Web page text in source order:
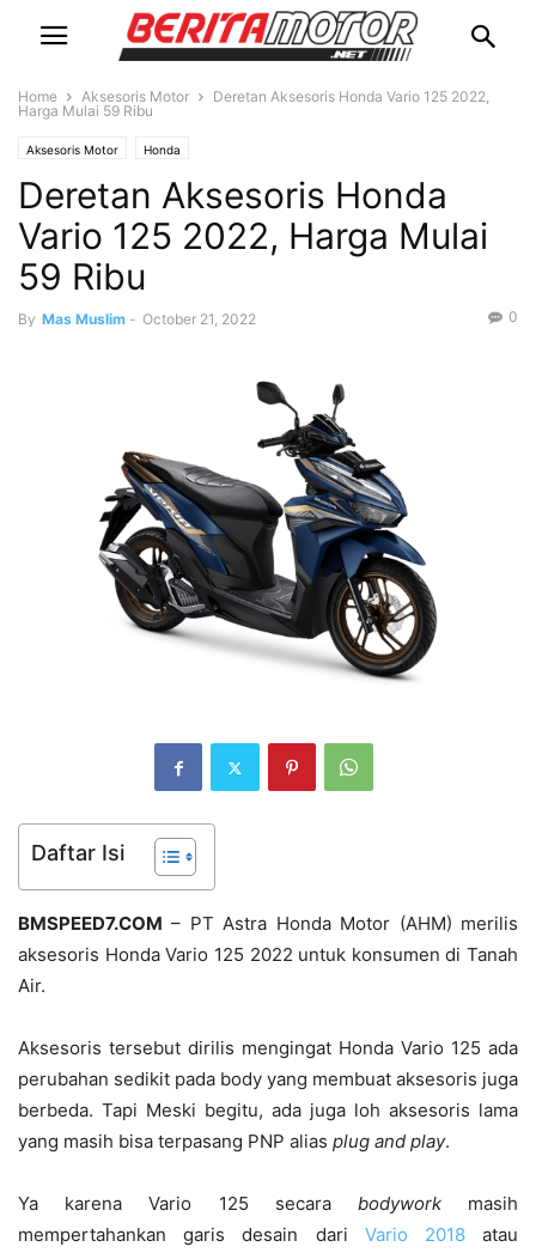
Home Aksesoris Motor
Deretan Aksesoris Honda Vario 125 2022,
Harga Mulai 59 Ribu
Aksesoris Motor Honda
Deretan Aksesoris Honda
Vario 125 2022, Harga Mulai
59 Ribu
By Mas Muslim - October 21, 2022 0
Daftar Isi
BMSPEED7.COM – PT Astra Honda Motor (AHM) merilis
aksesoris Honda Vario 125 2022 untuk konsumen di Tanah
Air.
Aksesoris tersebut dirilis mengingat Honda Vario 125 ada
perubahan sedikit pada body yang membuat aksesoris juga
berbeda. Tapi Meski begitu, ada juga loh aksesoris lama
yang masih bisa terpasang PNP alias plug and play.
Ya karena Vario 125 secara bodyworkmasih
mempertahankan garis desain dari Vario 2018atau